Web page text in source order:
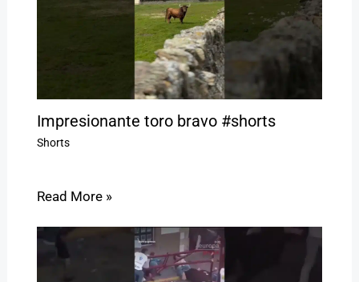
Impresionante toro bravo #shorts
Shorts
Read More »